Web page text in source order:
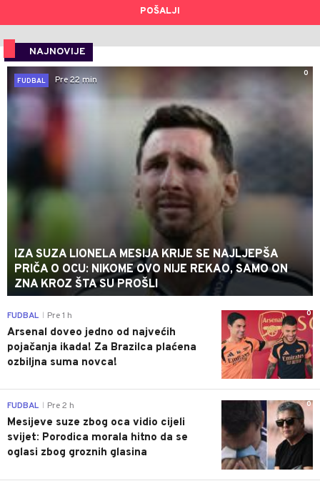
POŠALJI
NAJNOVIJE
0
FUDBAL
Pre 22 min
IZA SUZA LIONELA MESIJA KRIJE SE NAJLJEPŠA
PRIČA O OCU: NIKOME OVO NIJE REKAO, SAMO ON
ZNA KROZ ŠTA SU PROŠLI
0
FUDBAL Pre 1 h
Arsenal doveo jedno od najvećih
pojačanja ikada! Za Brazilca plaćena
ozbiljna suma novca!
0
FUDBAL Pre 2 h
Mesijeve suze zbog oca vidio cijeli
svijet: Porodica morala hitno da se
oglasi zbog groznih glasina